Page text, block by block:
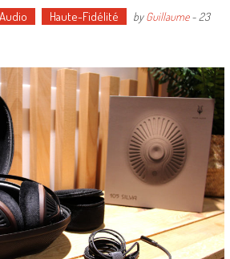
Haute-Fidélité byGuillaume- 23